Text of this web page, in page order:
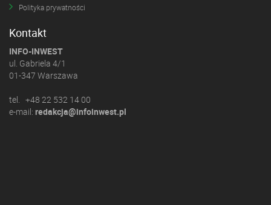
Polityka prywatności
Kontakt
INFO-INWEST
ul. Gabriela 4/1
01-347 Warszawa
tel. +48 22 532 14 00
e-mail: redakcja@infoinwest.pl